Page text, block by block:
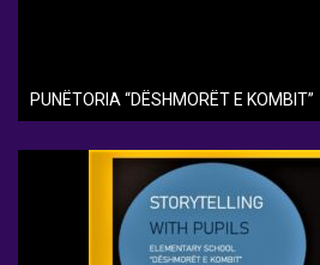
PUNËTORIA “DËSHMORËT E KOMBIT”